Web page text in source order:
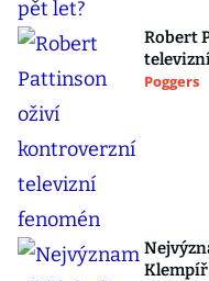
Robert
Poggers
Klempíř